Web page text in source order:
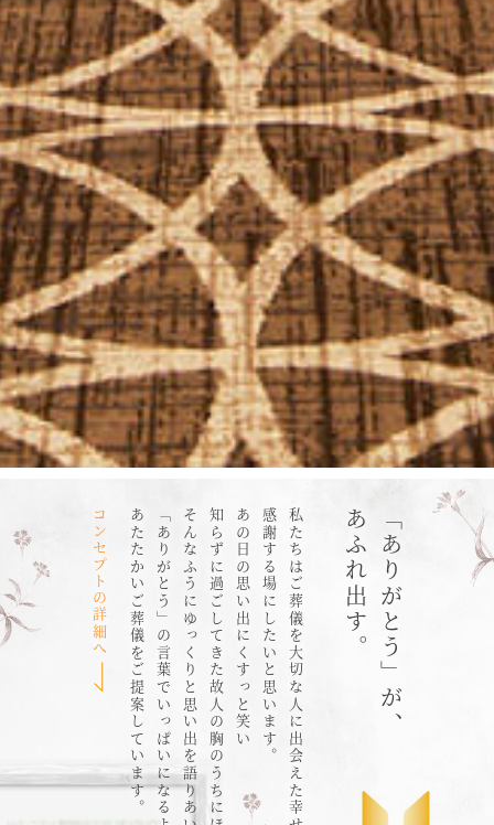
「ありがとう」が、
あふれ出す。
私たちはご葬儀を大切な人に出会えた幸せに
感謝する場にしたいと思います。
あの日の思い出にくすっと笑い
知らずに過ごしてきた故人の胸のうちにほろりとする
そんなふうにゆっくりと思い出を語りあい
「ありがとう」の言葉でいっぱいになるような
あたたかいご葬儀をご提案しています。
コンセプトの詳細へ